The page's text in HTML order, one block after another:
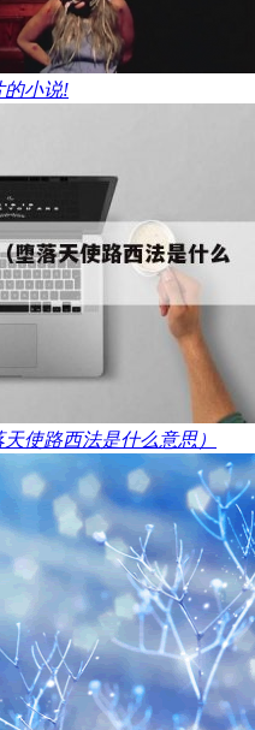
的小说!
使路西法是什么意思）